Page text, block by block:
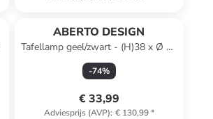
ABERTO DESIGN
Tafellamp geel/zwart - (H)38 x Ø 23
cm
-74%
€ 33,99
Adviesprijs (AVP): € 130,99*